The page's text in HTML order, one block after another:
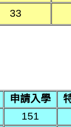
33
申請入學
151